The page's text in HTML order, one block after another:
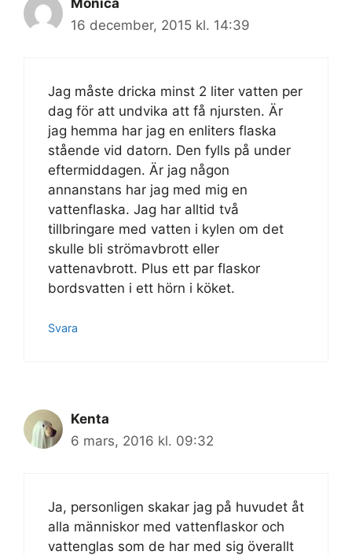
Monica
16 december, 2015 kl. 14:39
Jag måste dricka minst 2 liter vatten per
dag för att undvika att få njursten. Är
jag hemma har jag en enliters flaska
stående vid datorn. Den fylls på under
eftermiddagen. Är jag någon
annanstans har jag med mig en
vattenflaska. Jag har alltid två
tillbringare med vatten i kylen om det
skulle bli strömavbrott eller
vattenavbrott. Plus ett par flaskor
bordsvatten i ett hörn i köket.
Svara
Kenta
6 mars, 2016 kl. 09:32
Ja, personligen skakar jag på huvudet åt
alla människor med vattenflaskor och
vattenglas som de har med sig överallt